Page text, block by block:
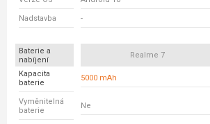
Nadstavba -
Baterie a
nabíjení
Realme 7
Kapacita
baterie
5000 mAh
Vyměnitelná
baterie
Ne